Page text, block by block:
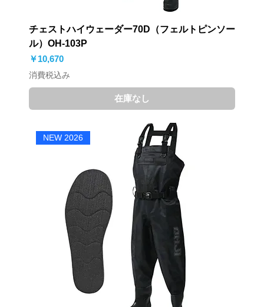
チェストハイウェーダー70D（フェルトピンソー
ル）OH-103P
価格
￥10,670
消費税込み
在庫なし
NEW 2026